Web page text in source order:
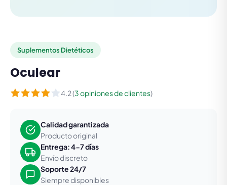
Suplementos Dietéticos
Oculear
4.2 (3 opiniones de clientes)
Calidad garantizada
Producto original
Entrega: 4-7 días
Envío discreto
Soporte 24/7
Siempre disponibles